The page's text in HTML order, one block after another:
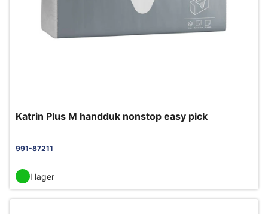
Katrin Plus M handduk nonstop easy pick
991-87211
I lager